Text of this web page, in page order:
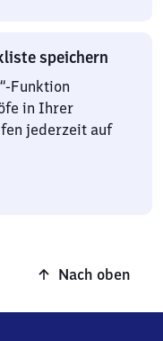
speichern
Funktion
in Ihrer
jederzeit auf
Nach oben